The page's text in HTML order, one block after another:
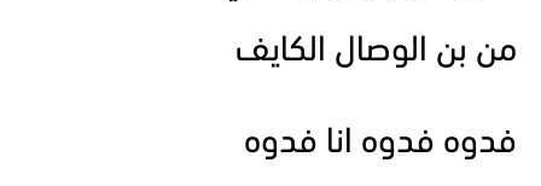
من بن الوصال الكايف
فدوه فدوه انا فدوه